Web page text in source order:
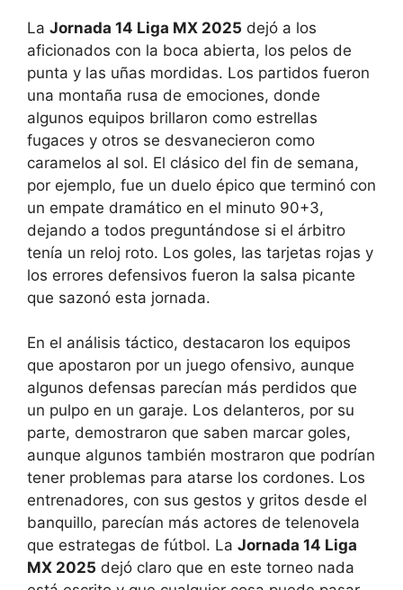
La Jornada 14 Liga MX 2025 dejó a los
aficionados con la boca abierta, los pelos de
punta y las uñas mordidas. Los partidos fueron
una montaña rusa de emociones, donde
algunos equipos brillaron como estrellas
fugaces y otros se desvanecieron como
caramelos al sol. El clásico del fin de semana,
por ejemplo, fue un duelo épico que terminó con
un empate dramático en el minuto 90+3,
dejando a todos preguntándose si el árbitro
tenía un reloj roto. Los goles, las tarjetas rojas y
los errores defensivos fueron la salsa picante
que sazonó esta jornada.
En el análisis táctico, destacaron los equipos
que apostaron por un juego ofensivo, aunque
algunos defensas parecían más perdidos que
un pulpo en un garaje. Los delanteros, por su
parte, demostraron que saben marcar goles,
aunque algunos también mostraron que podrían
tener problemas para atarse los cordones. Los
entrenadores, con sus gestos y gritos desde el
banquillo, parecían más actores de telenovela
que estrategas de fútbol. La Jornada 14 Liga
MX 2025 dejó claro que en este torneo nada